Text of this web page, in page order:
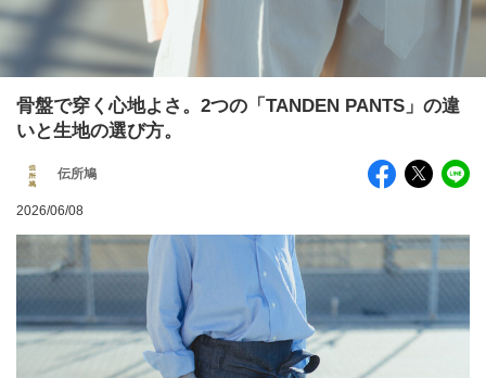
骨盤で穿く心地よさ。2つの「TANDEN PANTS」の違
いと生地の選び方。
伝所鳩
2026/06/08